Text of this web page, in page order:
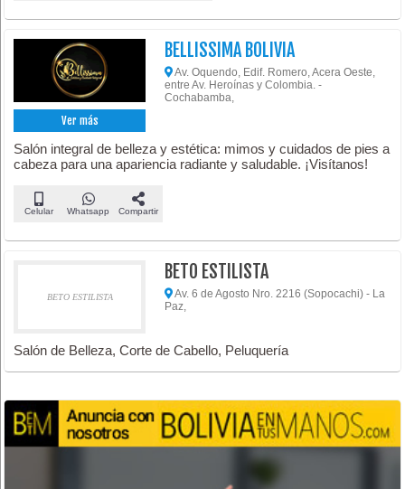
Ver más
BELLISSIMA BOLIVIA
Av. Oquendo, Edif. Romero, Acera Oeste,
entre Av. Heroínas y Colombia. -
Cochabamba,
Salón integral de belleza y estética: mimos y cuidados de pies a
cabeza para una apariencia radiante y saludable. ¡Visítanos!
Celular Whatsapp Compartir
BETO ESTILISTA
BETO ESTILISTA
Av. 6 de Agosto Nro. 2216 (Sopocachi) - La
Paz,
Salón de Belleza, Corte de Cabello, Peluquería